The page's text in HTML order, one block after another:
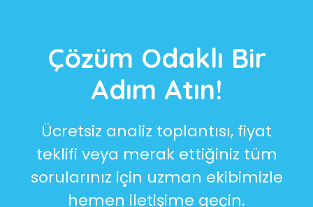
Çözüm Odaklı Bir
Adım Atın!
Ücretsiz analiz toplantısı, fiyat
teklifi veya merak ettiğiniz tüm
sorularınız için uzman ekibimizle
hemen iletişime geçin.